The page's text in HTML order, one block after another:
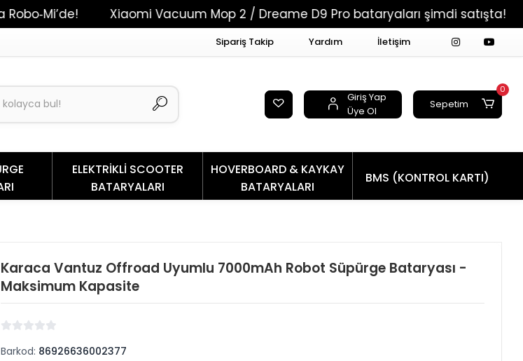
Xiaomi Vacuum Mop 2 / Dreame D9 Pro bataryaları şimdi satışta! Tüm
Sipariş Takip Yardım İletişim
Giriş Yap
Üye Ol
Sepetim
0
ELEKTRİKLİ SCOOTER
BATARYALARI
HOVERBOARD & KAYKAY
BATARYALARI
BMS (KONTROL KARTI)
Karaca Vantuz Offroad Uyumlu 7000mAh Robot Süpürge Bataryası -
Maksimum Kapasite
Barkod: 86926636002377